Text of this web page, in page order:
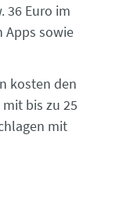
36 Euro im
Apps sowie
kosten den
bis zu 25
mit